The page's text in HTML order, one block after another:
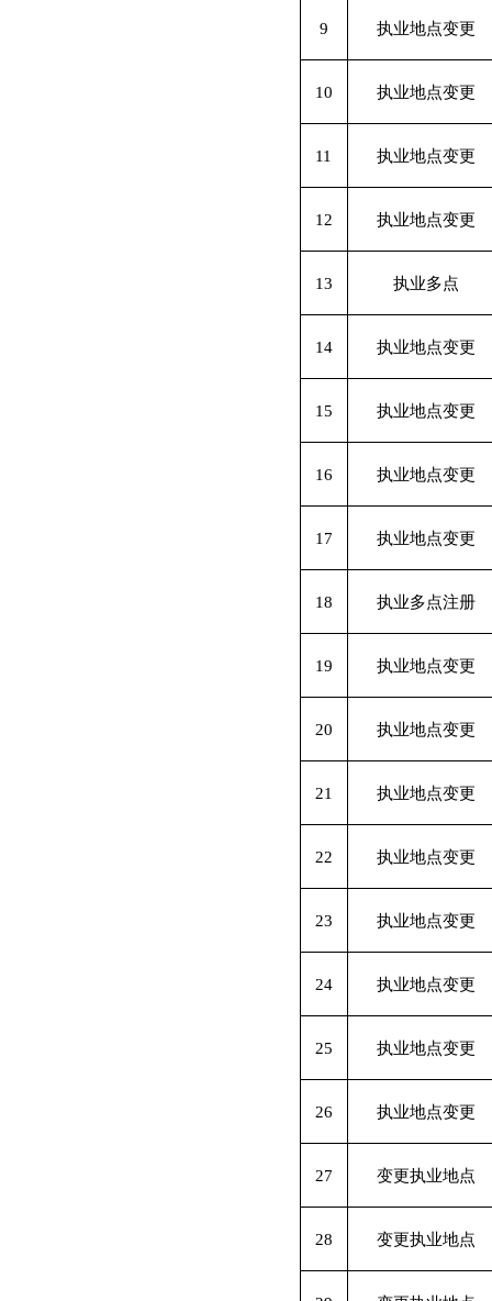
9 执业地点变更
10 执业地点变更
11 执业地点变更
12 执业地点变更
13 执业多点
14 执业地点变更
15 执业地点变更
16 执业地点变更
17 执业地点变更
18 执业多点注册
19 执业地点变更
20 执业地点变更
21 执业地点变更
22 执业地点变更
23 执业地点变更
24 执业地点变更
25 执业地点变更
26 执业地点变更
27 变更执业地点
28 变更执业地点